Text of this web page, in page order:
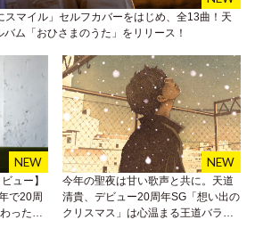
スマイル」セルフカバーをはじめ、全13曲！天
ム「おひさまのうた」をリリース！
ュー】
で20周
ったこ
今年の聖夜は甘い歌声と共に。天道
清貴、デビュー20周年SG「想い出の
クリスマス」は心温まる王道バラー